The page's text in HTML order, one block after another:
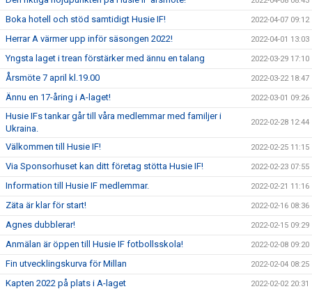
Boka hotell och stöd samtidigt Husie IF! 2022-04-07 09:12
Herrar A värmer upp inför säsongen 2022! 2022-04-01 13:03
Yngsta laget i trean förstärker med ännu en talang 2022-03-29 17:10
Årsmöte 7 april kl.19.00 2022-03-22 18:47
Ännu en 17-åring i A-laget! 2022-03-01 09:26
Husie IFs tankar går till våra medlemmar med familjer i
Ukraina.
2022-02-28 12:44
Välkommen till Husie IF! 2022-02-25 11:15
Via Sponsorhuset kan ditt företag stötta Husie IF! 2022-02-23 07:55
Information till Husie IF medlemmar. 2022-02-21 11:16
Zäta är klar för start! 2022-02-16 08:36
Agnes dubblerar! 2022-02-15 09:29
Anmälan är öppen till Husie IF fotbollsskola! 2022-02-08 09:20
Fin utvecklingskurva för Millan 2022-02-04 08:25
Kapten 2022 på plats i A-laget 2022-02-02 20:31